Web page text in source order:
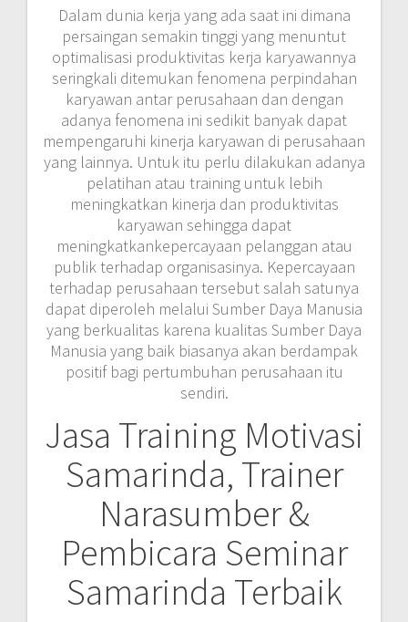
Dalam dunia kerja yang ada saat ini dimana
persaingan semakin tinggi yang menuntut
optimalisasi produktivitas kerja karyawannya
seringkali ditemukan fenomena perpindahan
karyawan antar perusahaan dan dengan
adanya fenomena ini sedikit banyak dapat
mempengaruhi kinerja karyawan di perusahaan
yang lainnya. Untuk itu perlu dilakukan adanya
pelatihan atau training untuk lebih
meningkatkan kinerja dan produktivitas
karyawan sehingga dapat
meningkatkankepercayaan pelanggan atau
publik terhadap organisasinya. Kepercayaan
terhadap perusahaan tersebut salah satunya
dapat diperoleh melalui Sumber Daya Manusia
yang berkualitas karena kualitas Sumber Daya
Manusia yang baik biasanya akan berdampak
positif bagi pertumbuhan perusahaan itu
sendiri.
Jasa Training Motivasi
Samarinda, Trainer
Narasumber &
Pembicara Seminar
Samarinda Terbaik